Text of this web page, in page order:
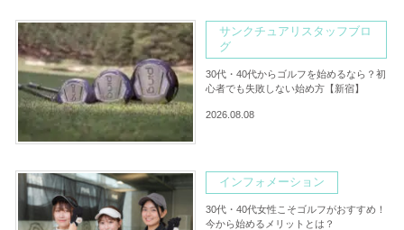
サンクチュアリスタッフブロ
グ
30代・40代からゴルフを始めるなら？初
心者でも失敗しない始め方【新宿】
2026.08.08
インフォメーション
30代・40代女性こそゴルフがおすすめ！
今から始めるメリットとは？